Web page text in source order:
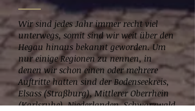
Wir sind jedes Jahr immer recht viel
unterwegs, somit sind wir weit über den
Hegau hinaus bekannt geworden. Um
nur einige Regionen zu nennen, in
denen wir schon einen oder mehrere
Auftritte hatten sind der Bodenseekreis,
Elsass (Straßburg), Mittlerer Oberrhein
(Karlsruhe), Niederlanden, Schwarzwald